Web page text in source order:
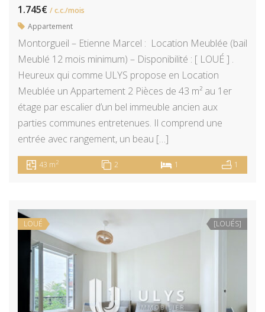
1.745€ / c.c./mois
Appartement
Montorgueil – Etienne Marcel : Location Meublée (bail
Meublé 12 mois minimum) – Disponibilité : [ LOUÉ ] .
Heureux qui comme ULYS propose en Location
Meublée un Appartement 2 Pièces de 43 m² au 1er
étage par escalier d’un bel immeuble ancien aux
parties communes entretenues. Il comprend une
entrée avec rangement, un beau […]
43 m2 2 1 1
LOUÉ [LOUÉS]